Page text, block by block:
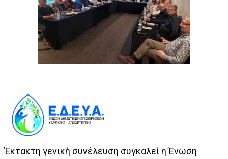
Έκτακτη γενική συνέλευση συγκαλεί η Ένωση